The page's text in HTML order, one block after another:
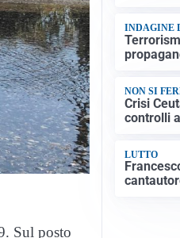
Sul posto
INDAGINE
NON SI
Crisi
controlli
LUTTO